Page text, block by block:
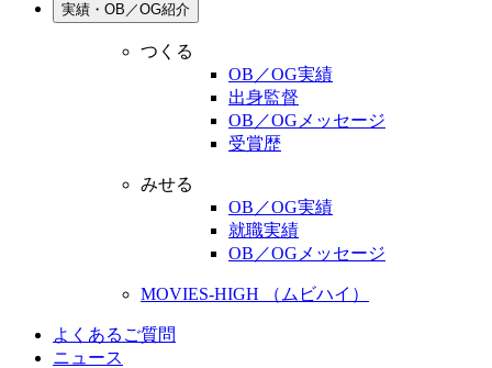
実績・OB／OG紹介
つくる
OB／OG実績
出身監督
OB／OGメッセージ
受賞歴
みせる
OB／OG実績
就職実績
OB／OGメッセージ
MOVIES-HIGH （ムビハイ）
よくあるご質問
ニュース